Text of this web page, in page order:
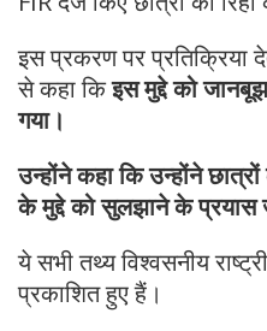
इस प्रकरण पर प्रतिक्रिया
से कहा किइस मुद्दे को
गया।
उन्होंने कहा कि उन्होंने
के मुद्दे को सुलझाने के प्रयास
ये सभी तथ्य विश्वसनीय
प्रकाशित हुए हैं।